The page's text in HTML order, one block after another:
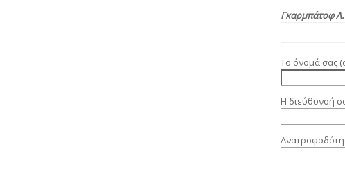
Γκαρμπάτοφ
Το όνομά σας
Η διεύθυνσή